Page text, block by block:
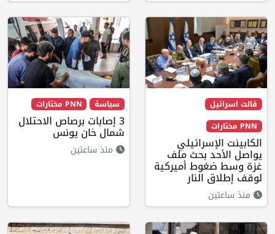
قالت اسرائيل
PNN مختارات
الكابينت الإسرائيلي
يواصل الأحد بحث ملف
غزة وسط ضغوط أميركية
لوقف إطلاق النار
منذ ساعتين
سياسة PNN مختارات
3 إصابات برصاص الاحتلال
شمال خان يونس
منذ ساعتين